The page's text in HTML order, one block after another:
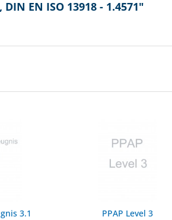
EN ISO 13918 - 1.4571"
3.1
PPAP Level 3